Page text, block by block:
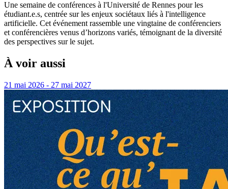
Une semaine de conférences à l'Université de Rennes pour les
étudiant.e.s, centrée sur les enjeux sociétaux liés à l'intelligence
artificielle. Cet événement rassemble une vingtaine de conférenciers
et conférencières venus d’horizons variés, témoignant de la diversité
des perspectives sur le sujet.
À voir aussi
21 mai 2026 - 27 mai 2027